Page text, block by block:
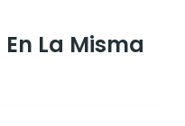
La Misma